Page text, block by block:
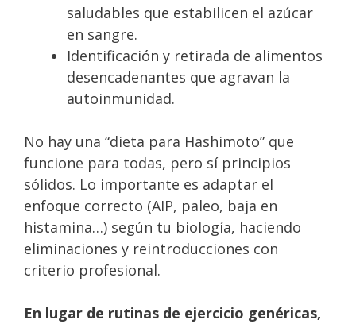
saludables que estabilicen el azúcar
en sangre.
Identificación y retirada de alimentos
desencadenantes que agravan la
autoinmunidad.
No hay una “dieta para Hashimoto” que
funcione para todas, pero sí principios
sólidos. Lo importante es adaptar el
enfoque correcto (AIP, paleo, baja en
histamina…) según tu biología, haciendo
eliminaciones y reintroducciones con
criterio profesional.
En lugar de rutinas de ejercicio genéricas,